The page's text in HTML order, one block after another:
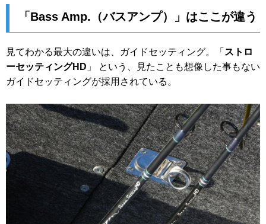
「Bass Amp.（バスアンプ）」はここが違う
見てわかる最大の違いは、ガイドセッティング。「 ストロ
ーセッティングHD 」 という、見たことも想像した事もない
ガイドセッティングが採用されている。